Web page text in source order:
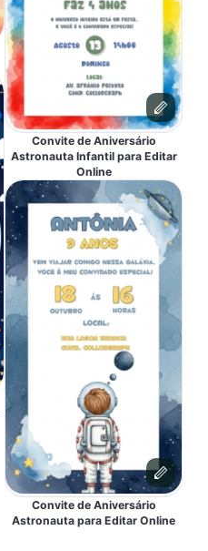
Convite de Aniversário
Astronauta Infantil para Editar
Online
Convite de Aniversário
Astronauta para Editar Online